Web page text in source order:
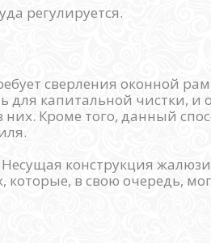
регулируется.
сверления оконной
для капитальной чистки, и
них. Кроме того, данный
конструкция жалюзи
в свою очередь,